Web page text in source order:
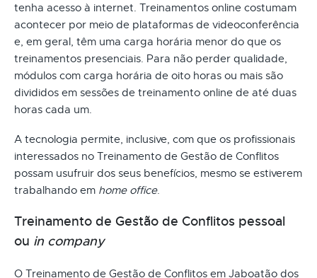
tenha acesso à internet. Treinamentos online costumam
acontecer por meio de plataformas de videoconferência
e, em geral, têm uma carga horária menor do que os
treinamentos presenciais. Para não perder qualidade,
módulos com carga horária de oito horas ou mais são
divididos em sessões de treinamento online de até duas
horas cada um.
A tecnologia permite, inclusive, com que os profissionais
interessados no Treinamento de Gestão de Conflitos
possam usufruir dos seus benefícios, mesmo se estiverem
trabalhando em home office.
Treinamento de Gestão de Conflitos pessoal
ou in company
O Treinamento de Gestão de Conflitos em Jaboatão dos